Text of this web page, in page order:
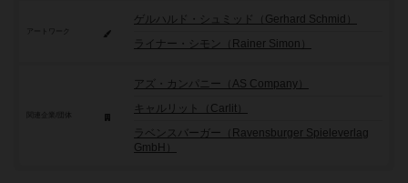
アートワーク
ゲルハルド・シュミッド（Gerhard Schmid）
ライナー・シモン（Rainer Simon）
アズ・カンパニー（AS Company）
キャルリット（Carlit）
ラベンスバーガー（Ravensburger Spieleverlag
GmbH）